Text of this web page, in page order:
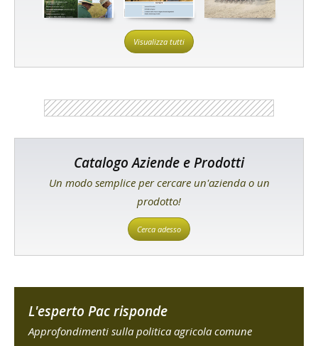
Visualizza tutti
Catalogo Aziende e Prodotti
Un modo semplice per cercare un'azienda o un
prodotto!
Cerca adesso
L'esperto Pac risponde
Approfondimenti sulla politica agricola comune